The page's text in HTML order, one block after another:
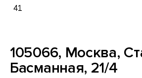
41
105066, Москва,
Басманная, 21/4